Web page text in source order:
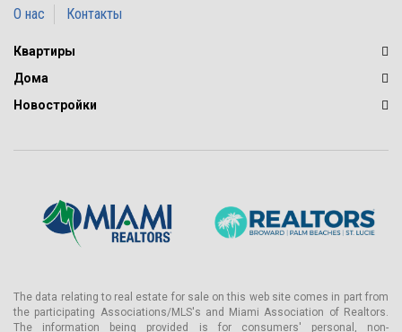
О нас Контакты
Квартиры
Дома
Новостройки
The data relating to real estate for sale on this web site comes in part from
the participating Associations/MLS's and Miami Association of Realtors.
The information being provided is for consumers' personal, non-